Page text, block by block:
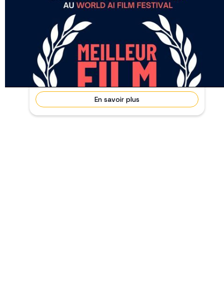
Appel à projet pour candidater au Prix
clapAction
🗓 Fin de candidature le 31 Mars 2025
Terminé
Une compétition unique ! Participez à un défi inédit
: réalisez un court-métrage de 3 à 4 minutes av...
En savoir plus